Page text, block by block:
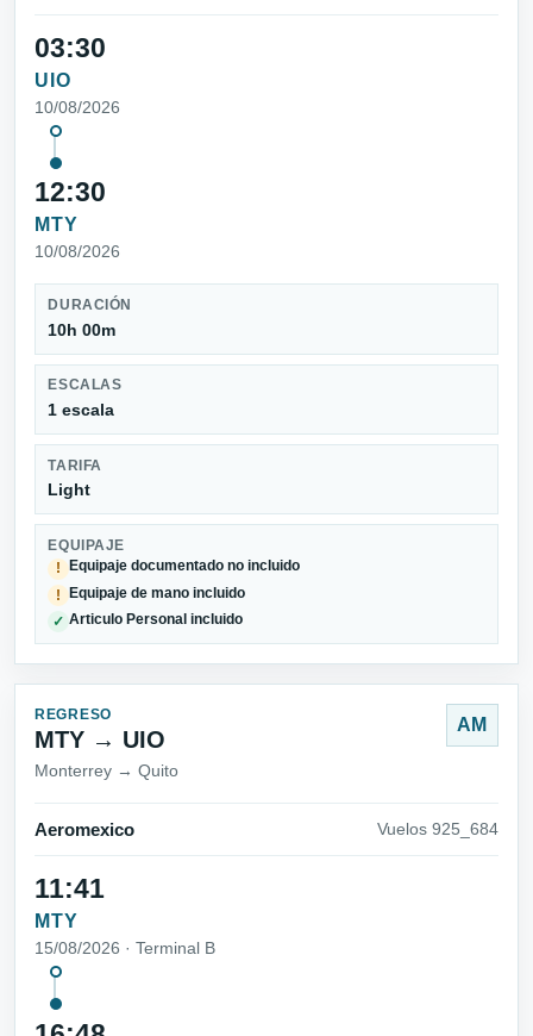
03:30
UIO
10/08/2026
12:30
MTY
10/08/2026
DURACIÓN
10h 00m
ESCALAS
1 escala
TARIFA
Light
EQUIPAJE
!
Equipaje documentado no incluido
! Equipaje de mano incluido
✓ Articulo Personal incluido
REGRESO
MTY → UIO
Monterrey → Quito
AM
Aeromexico Vuelos 925_684
11:41
MTY
15/08/2026 · Terminal B